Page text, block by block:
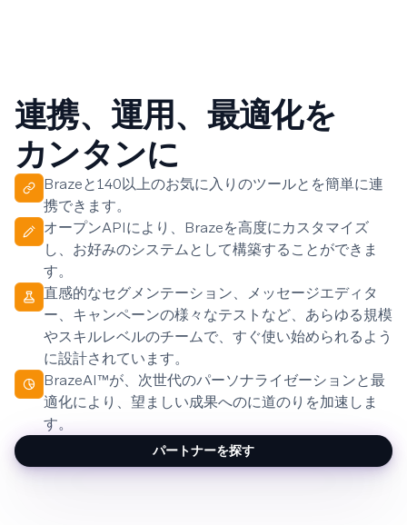
連携、運用、最適化を
カンタンに
Brazeと140以上のお気に入りのツールとを簡単に連
携できます。
オープンAPIにより、Brazeを高度にカスタマイズ
し、お好みのシステムとして構築することができま
す。
直感的なセグメンテーション、メッセージエディタ
ー、キャンペーンの様々なテストなど、あらゆる規模
やスキルレベルのチームで、すぐ使い始められるよう
に設計されています。
BrazeAI™が、次世代のパーソナライゼーションと最
適化により、望ましい成果へのに道のりを加速しま
す。
パートナーを探す